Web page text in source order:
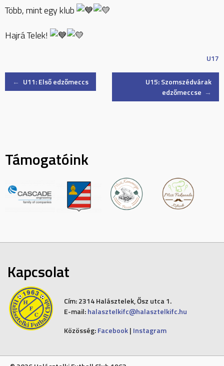
Több, mint egy klub
Hajrá Telek!
U17
Post
← U11: Első edzőmeccs
U15: Szomszédvárak
edzőmeccse →
Támogatóink
Kapcsolat
Cím:2314 Halásztelek, Ősz utca 1.
E-mail: halasztelkifc@halasztelkifc.hu
Közösség: Facebook| Instagram